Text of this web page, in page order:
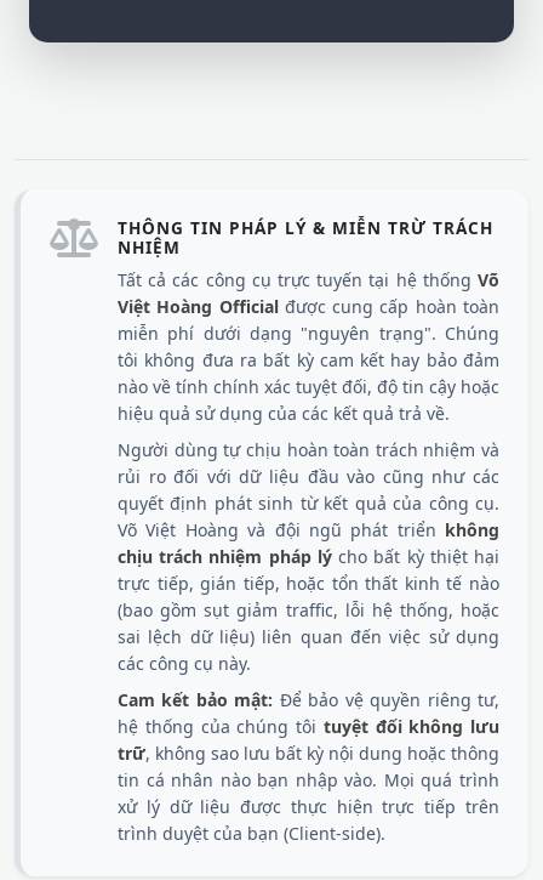
THÔNG TIN PHÁP LÝ & MIỄN TRỪ TRÁCH
NHIỆM
Tất cả các công cụ trực tuyến tại hệ thống Võ
Việt Hoàng Officialđược cung cấp hoàn toàn
miễn phí dưới dạng "nguyên trạng". Chúng
tôi không đưa ra bất kỳ cam kết hay bảo đảm
nào về tính chính xác tuyệt đối, độ tin cậy hoặc
hiệu quả sử dụng của các kết quả trả về.
Người dùng tự chịu hoàn toàn trách nhiệm và
rủi ro đối với dữ liệu đầu vào cũng như các
quyết định phát sinh từ kết quả của công cụ.
Võ Việt Hoàng và đội ngũ phát triển không
chịu trách nhiệm pháp lýcho bất kỳ thiệt hại
trực tiếp, gián tiếp, hoặc tổn thất kinh tế nào
(bao gồm sụt giảm traffic, lỗi hệ thống, hoặc
sai lệch dữ liệu) liên quan đến việc sử dụng
các công cụ này.
Cam kết bảo mật: Để bảo vệ quyền riêng tư,
hệ thống của chúng tôi tuyệt đối không lưu
trữ, không sao lưu bất kỳ nội dung hoặc thông
tin cá nhân nào bạn nhập vào. Mọi quá trình
xử lý dữ liệu được thực hiện trực tiếp trên
trình duyệt của bạn (Client-side).